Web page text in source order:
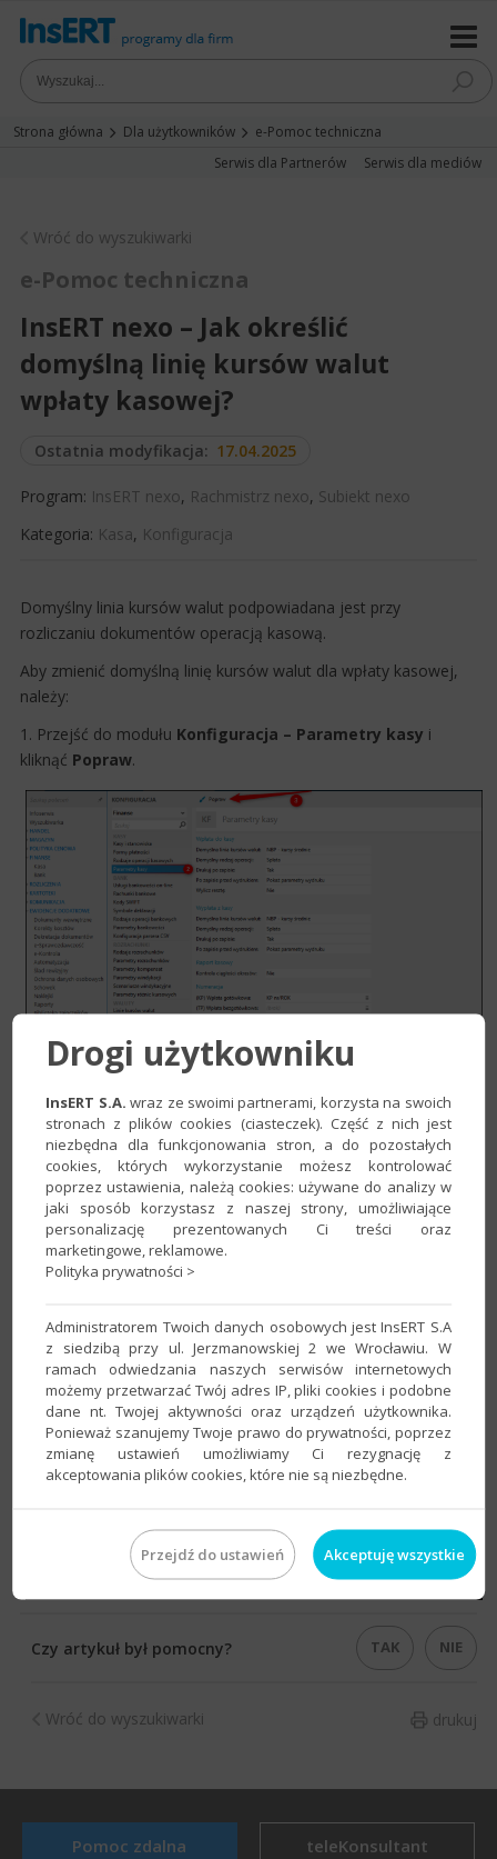
Strona główna Dla użytkowników
e-Pomoc techniczna
Serwis dla Partnerów
Serwis dla mediów
Wróć do wyszukiwarki
e-Pomoc techniczna
InsERT nexo – Jak określić
domyślną linię kursów walut
wpłaty kasowej?
Ostatnia modyfikacja: 17.04.2025
Program: InsERT nexo, Rachmistrz nexo, Subiekt nexo
Kategoria: Kasa, Konfiguracja
​Domyślny linia kursów walut podpowiadana jest przy
rozliczaniu dokumentów operacją kasową.
Aby zmienić domyślną linię kursów walut dla wpłaty kasowej,
należy:
1. Przejść do modułu Konfiguracja – Parametry kasy i
kliknąć Popraw.
2. W sekcji Wpłata z kasy, która dotyczy jedynie parametrów
związanych z rejestrowaniem operacji kasowych rozwinąć
opcjęDomyślna linia kursów waluti
określić wartość. Zmiany zatwierdzić przyciskiemZapisz.
Czy artykuł był pomocny? TAK NIE
drukuj
Wróć do wyszukiwarki
Pomoc zdalna teleKonsultant
Drogi użytkowniku
InsERT S.A. wraz ze swoimi partnerami, korzysta na swoich
stronach z plików cookies (ciasteczek). Część z nich jest
niezbędna dla funkcjonowania stron, a do pozostałych
cookies, których wykorzystanie możesz kontrolować
poprzez ustawienia, należą cookies: używane do analizy w
jaki sposób korzystasz z naszej strony, umożliwiające
personalizację prezentowanych Ci treści oraz
marketingowe, reklamowe.
Polityka prywatności >
Administratorem Twoich danych osobowych jest InsERT S.A
z siedzibą przy ul. Jerzmanowskiej 2 we Wrocławiu. W
ramach odwiedzania naszych serwisów internetowych
możemy przetwarzać Twój adres IP, pliki cookies i podobne
dane nt. Twojej aktywności oraz urządzeń użytkownika.
Ponieważ szanujemy Twoje prawo do prywatności, poprzez
zmianę ustawień umożliwiamy Ci rezygnację z
akceptowania plików cookies, które nie są niezbędne.
Przejdź do ustawień Akceptuję wszystkie